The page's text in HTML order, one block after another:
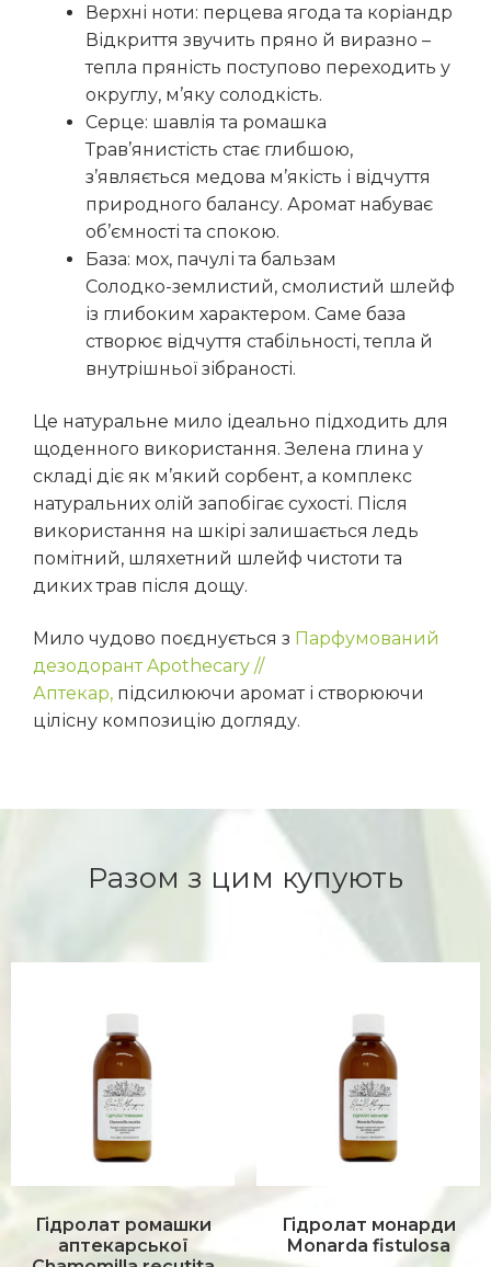
Верхні ноти: перцева ягода та коріандр
Відкриття звучить пряно й виразно –
тепла пряність поступово переходить у
округлу, м’яку солодкість.
Серце: шавлія та ромашка
Трав’янистість стає глибшою,
з’являється медова м’якість і відчуття
природного балансу. Аромат набуває
об’ємності та спокою.
База: мох, пачулі та бальзам
Солодко-землистий, смолистий шлейф
із глибоким характером. Саме база
створює відчуття стабільності, тепла й
внутрішньої зібраності.
Це натуральне мило ідеально підходить для
щоденного використання. Зелена глина у
складі діє як м’який сорбент, а комплекс
натуральних олій запобігає сухості. Після
використання на шкірі залишається ледь
помітний, шляхетний шлейф чистоти та
диких трав після дощу.
Мило чудово поєднується з Парфумований
дезодорант Apothecary //
Аптекар, підсилюючи аромат і створюючи
цілісну композицію догляду.
Разом з цим купують
Гідролат ромашки
аптекарської
Гідролат монарди
Monarda fistulosa